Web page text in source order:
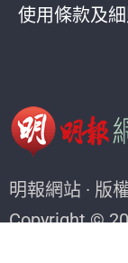
使用條款及細
明報網站 · 版
Copyright ©